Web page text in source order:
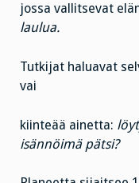
jossa vallitsevat
laulua.
Tutkijat haluavat
vai
kiinteää ainetta:
isännöimä pätsi?